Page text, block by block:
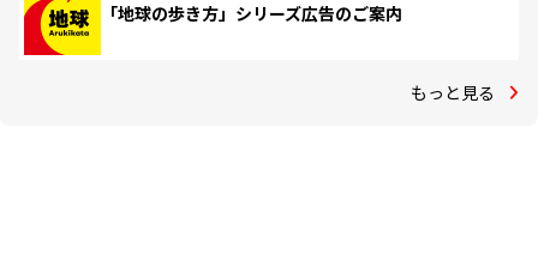
「地球の歩き方」シリーズ広告のご案内
もっと見る